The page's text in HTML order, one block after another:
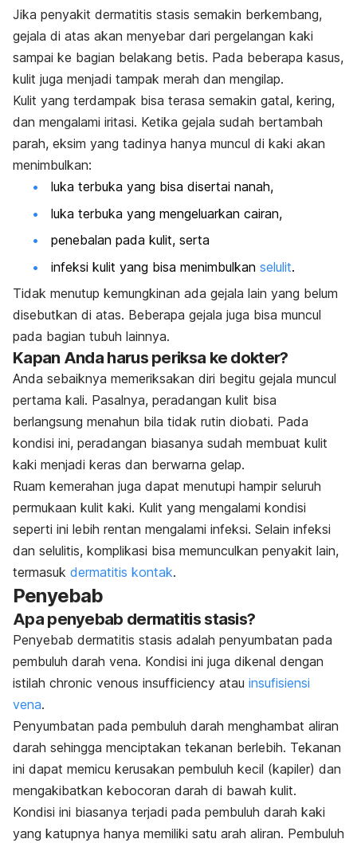
Jika penyakit dermatitis stasis semakin berkembang,
gejala di atas akan menyebar dari pergelangan kaki
sampai ke bagian belakang betis. Pada beberapa kasus,
kulit juga menjadi tampak merah dan mengilap.
Kulit yang terdampak bisa terasa semakin gatal, kering,
dan mengalami iritasi. Ketika gejala sudah bertambah
parah, eksim yang tadinya hanya muncul di kaki akan
menimbulkan:
luka terbuka yang bisa disertai nanah,
luka terbuka yang mengeluarkan cairan,
penebalan pada kulit, serta
infeksi kulit yang bisa menimbulkan selulit.
Tidak menutup kemungkinan ada gejala lain yang belum
disebutkan di atas. Beberapa gejala juga bisa muncul
pada bagian tubuh lainnya.
Kapan Anda harus periksa ke dokter?
Anda sebaiknya memeriksakan diri begitu gejala muncul
pertama kali. Pasalnya, peradangan kulit bisa
berlangsung menahun bila tidak rutin diobati. Pada
kondisi ini, peradangan biasanya sudah membuat kulit
kaki menjadi keras dan berwarna gelap.
Ruam kemerahan juga dapat menutupi hampir seluruh
permukaan kulit kaki. Kulit yang mengalami kondisi
seperti ini lebih rentan mengalami infeksi. Selain infeksi
dan selulitis, komplikasi bisa memunculkan penyakit lain,
termasuk dermatitis kontak.
Penyebab
Apa penyebab dermatitis stasis?
Penyebab dermatitis stasis adalah penyumbatan pada
pembuluh darah vena. Kondisi ini juga dikenal dengan
istilah chronic venous insufficiency atau insufisiensi
vena.
Penyumbatan pada pembuluh darah menghambat aliran
darah sehingga menciptakan tekanan berlebih. Tekanan
ini dapat memicu kerusakan pembuluh kecil (kapiler) dan
mengakibatkan kebocoran darah di bawah kulit.
Kondisi ini biasanya terjadi pada pembuluh darah kaki
yang katupnya hanya memiliki satu arah aliran. Pembuluh